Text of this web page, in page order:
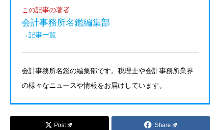
この記事の著者
会計事務所名鑑編集部
→記事一覧
会計事務所名鑑の編集部です。税理士や会計事務所業界
の様々なニュースや情報をお届けしています。
Post Share